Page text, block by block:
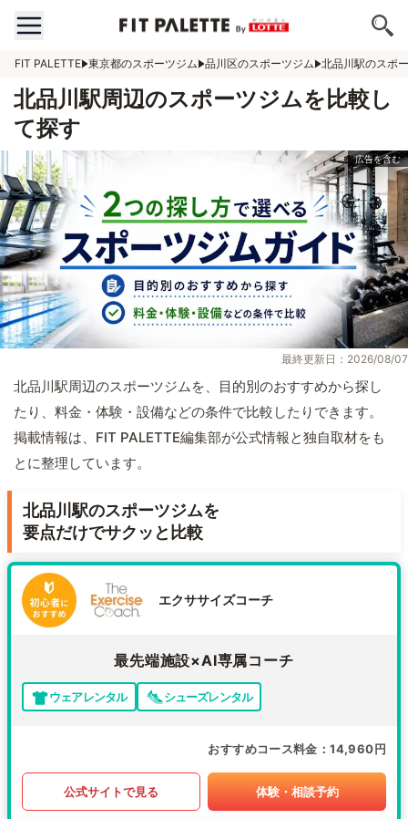
FIT PALETTE 東京都のスポーツジム 品川区のスポーツジム 北品川駅のスポ
北品川駅周辺のスポーツジムを比較し
て探す
最終更新日：2026/08/07
北品川駅周辺のスポーツジムを、目的別のおすすめから探し
たり、料金・体験・設備などの条件で比較したりできます。
掲載情報は、FIT PALETTE編集部が公式情報と独自取材をも
とに整理しています。
北品川駅のスポーツジムを
要点だけでサクッと比較
エクササイズコーチ
最先端施設×AI専属コーチ
ウェアレンタル シューズレンタル
おすすめコース料金 14,960円
公式サイトで見る 体験・相談予約